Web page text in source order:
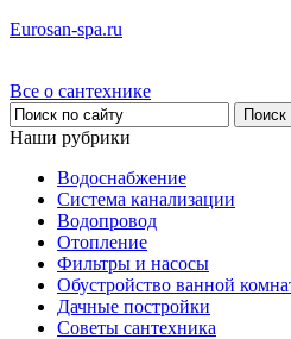
Eurosan-spa.ru
Все о сантехнике
Наши рубрики
Водоснабжение
Система канализации
Водопровод
Отопление
Фильтры и насосы
Обустройство ванной
Дачные постройки
Советы сантехника